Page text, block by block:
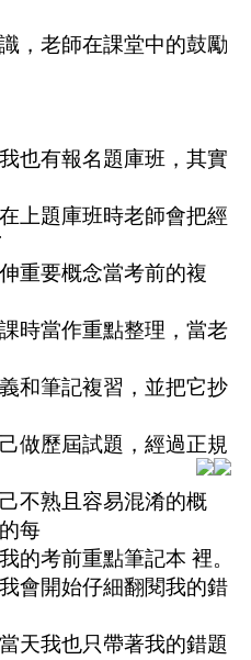
，老師在課堂中的鼓勵
也有報名題庫班，其實
上題庫班時老師會把經
重要概念當考前的複
時當作重點整理，當老
和筆記複習，並把它抄
做歷屆試題，經過正規
不熟且容易混淆的概
每
的考前重點筆記本 裡。
會開始仔細翻閱我的錯
天我也只帶著我的錯題